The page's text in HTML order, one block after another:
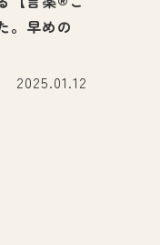
。早めの
2025.01.12